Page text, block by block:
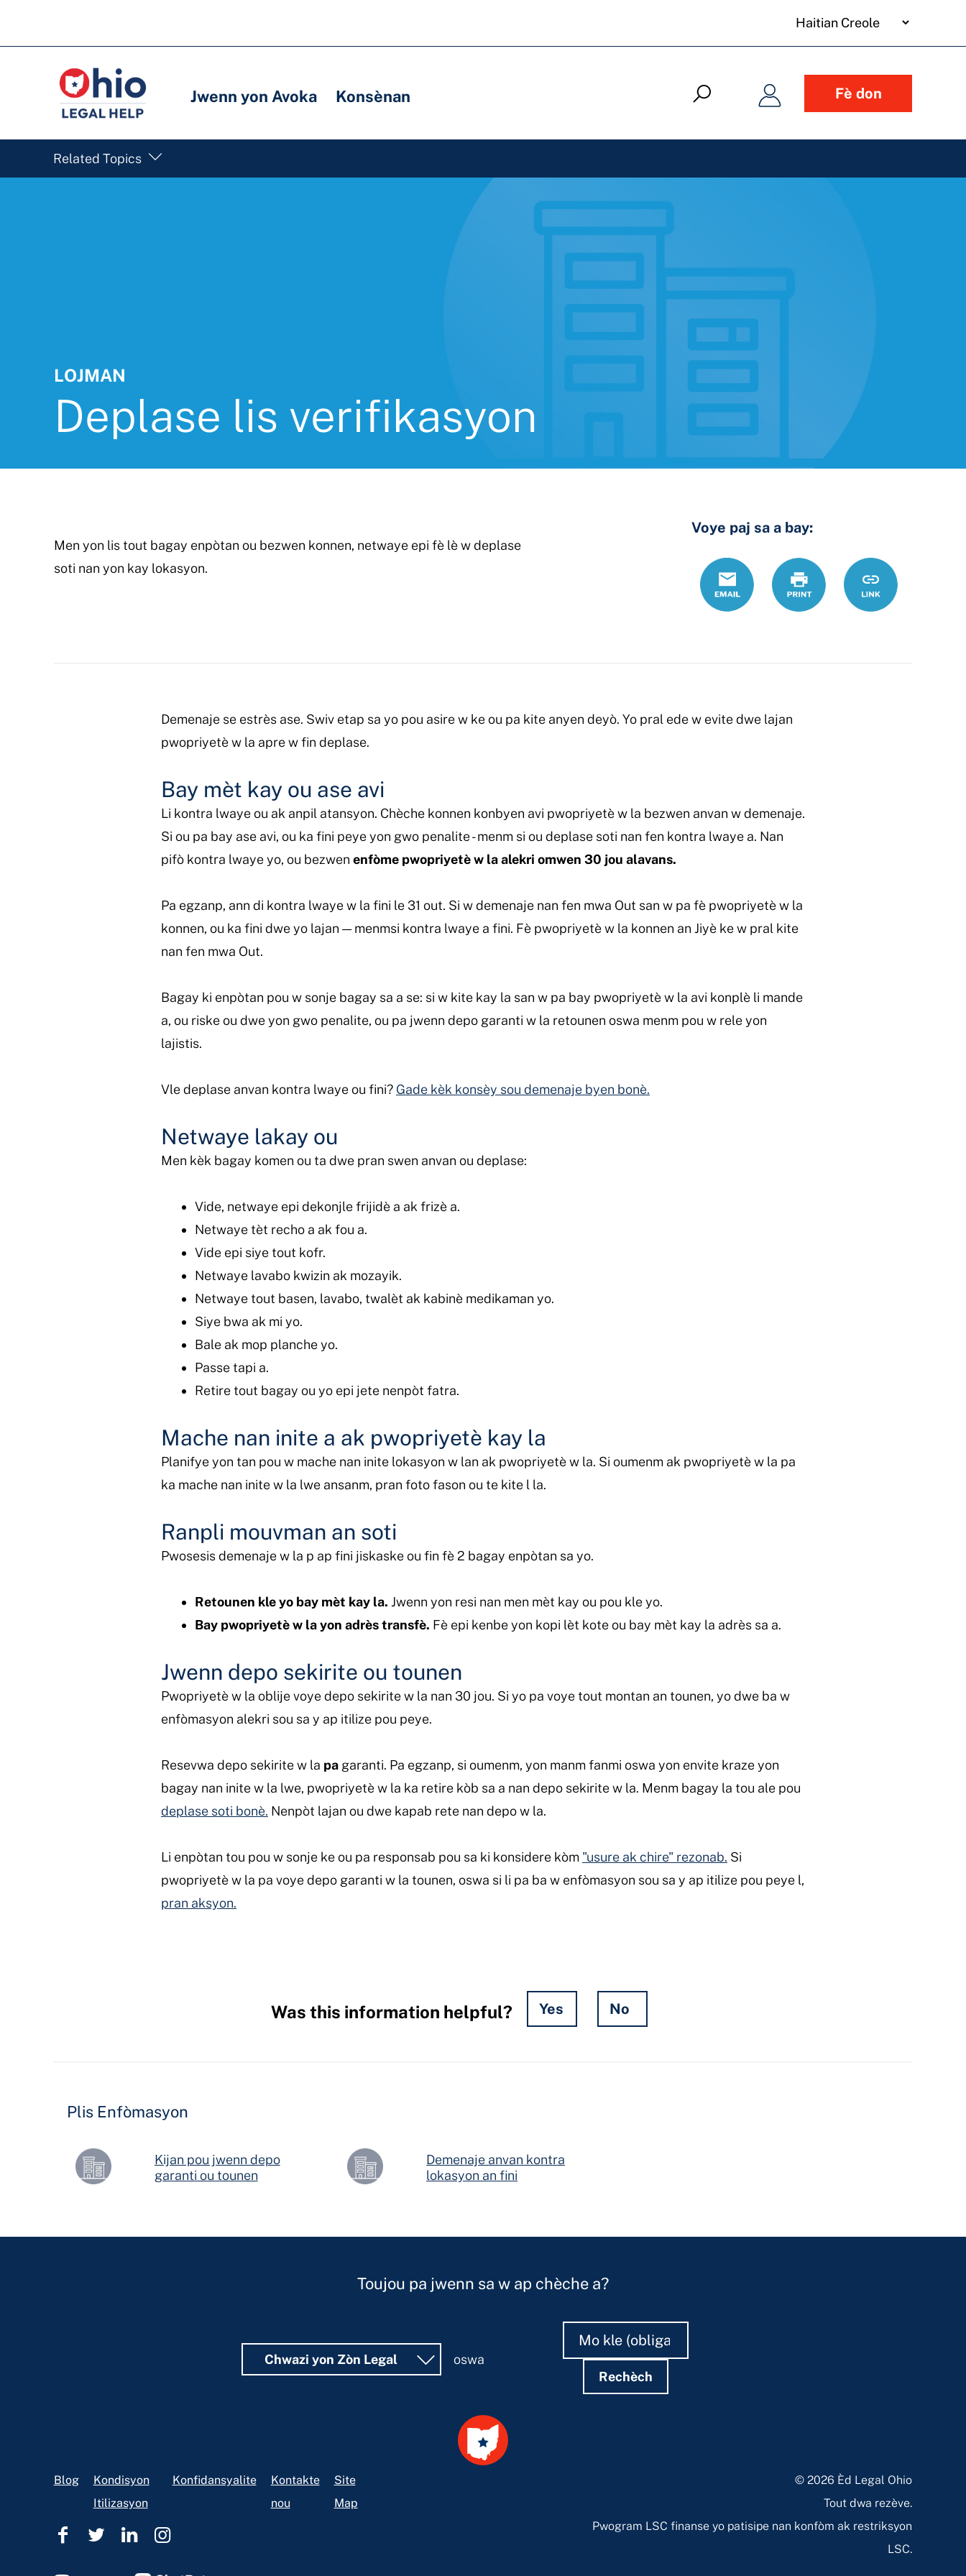
prensipal
Jwenn yon Avoka Konsènan Fè don
prensipal
Related Topics
LOJMAN
Deplase lis verifikasyon
Men yon lis tout bagay enpòtan ou bezwen konnen, netwaye epi fè lè w deplase
soti nan yon kay lokasyon.
Voye paj sa a bay:
Email Print
https://
lis-
verifikasyon
Link
Demenaje se estrès ase. Swiv etap sa yo pou asire w ke ou pa kite anyen deyò. Yo pral ede w evite dwe lajan
pwopriyetè w la apre w fin deplase.
Bay mèt kay ou ase avi
Li kontra lwaye ou ak anpil atansyon. Chèche konnen konbyen avi pwopriyetè w la bezwen anvan w demenaje.
Si ou pa bay ase avi, ou ka fini peye yon gwo penalite - menm si ou deplase soti nan fen kontra lwaye a. Nan
pifò kontra lwaye yo, ou bezwen enfòme pwopriyetè w la alekri omwen 30 jou alavans.
Pa egzanp, ann di kontra lwaye w la fini le 31 out. Si w demenaje nan fen mwa Out san w pa fè pwopriyetè w la
konnen, ou ka fini dwe yo lajan — menmsi kontra lwaye a fini. Fè pwopriyetè w la konnen an Jiyè ke w pral kite
nan fen mwa Out.
Bagay ki enpòtan pou w sonje bagay sa a se: si w kite kay la san w pa bay pwopriyetè w la avi konplè li mande
a, ou riske ou dwe yon gwo penalite, ou pa jwenn depo garanti w la retounen oswa menm pou w rele yon
lajistis.
Vle deplase anvan kontra lwaye ou fini? Gade kèk konsèy sou demenaje byen bonè.
Netwaye lakay ou
Men kèk bagay komen ou ta dwe pran swen anvan ou deplase:
Vide, netwaye epi dekonjle frijidè a ak frizè a.
Netwaye tèt recho a ak fou a.
Vide epi siye tout kofr.
Netwaye lavabo kwizin ak mozayik.
Netwaye tout basen, lavabo, twalèt ak kabinè medikaman yo.
Siye bwa ak mi yo.
Bale ak mop planche yo.
Passe tapi a.
Retire tout bagay ou yo epi jete nenpòt fatra.
Mache nan inite a ak pwopriyetè kay la
Planifye yon tan pou w mache nan inite lokasyon w lan ak pwopriyetè w la. Si oumenm ak pwopriyetè w la pa
ka mache nan inite w la lwe ansanm, pran foto fason ou te kite l la.
Ranpli mouvman an soti
Pwosesis demenaje w la p ap fini jiskaske ou fin fè 2 bagay enpòtan sa yo.
Retounen kle yo bay mèt kay la. Jwenn yon resi nan men mèt kay ou pou kle yo.
Bay pwopriyetè w la yon adrès transfè. Fè epi kenbe yon kopi lèt kote ou bay mèt kay la adrès sa a.
Jwenn depo sekirite ou tounen
Pwopriyetè w la oblije voye depo sekirite w la nan 30 jou. Si yo pa voye tout montan an tounen, yo dwe ba w
enfòmasyon alekri sou sa y ap itilize pou peye.
Resevwa depo sekirite w la pa garanti. Pa egzanp, si oumenm, yon manm fanmi oswa yon envite kraze yon
bagay nan inite w la lwe, pwopriyetè w la ka retire kòb sa a nan depo sekirite w la. Menm bagay la tou ale pou
deplase soti bonè. Nenpòt lajan ou dwe kapab rete nan depo w la.
Li enpòtan tou pou w sonje ke ou pa responsab pou sa ki konsidere kòm "usure ak chire" rezonab. Si
pwopriyetè w la pa voye depo garanti w la tounen, oswa si li pa ba w enfòmasyon sou sa y ap itilize pou peye l,
pran aksyon.
Was this information helpful? Yes No
Plis Enfòmasyon
Kijan pou jwenn depo
garanti ou tounen
Demenaje anvan kontra
lokasyon an fini
Toujou pa jwenn sa w ap chèche a?
Chwazi yon Zòn Legal oswa
Rechèch
Footer
Blog
Kondisyon
Itilizasyon
Konfidansyalite
Kontakte
nou
Site
Map
Èd
Èd
Èd
© 2026 Èd Legal Ohio
Tout dwa rezève.
Pwogram LSC finanse yo patisipe nan konfòm ak restriksyon
LSC.